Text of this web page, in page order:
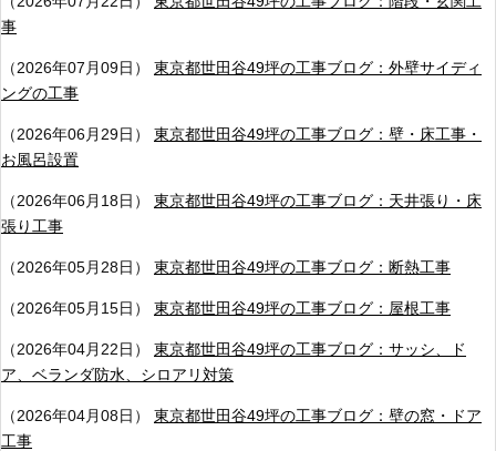
事
（2026年07月09日） 東京都世田谷49坪の工事ブログ：外壁サイディ
ングの工事
（2026年06月29日） 東京都世田谷49坪の工事ブログ：壁・床工事・
お風呂設置
（2026年06月18日） 東京都世田谷49坪の工事ブログ：天井張り・床
張り工事
（2026年05月28日） 東京都世田谷49坪の工事ブログ：断熱工事
（2026年05月15日） 東京都世田谷49坪の工事ブログ：屋根工事
（2026年04月22日） 東京都世田谷49坪の工事ブログ：サッシ、ド
ア、ベランダ防水、シロアリ対策
（2026年04月08日） 東京都世田谷49坪の工事ブログ：壁の窓・ドア
工事